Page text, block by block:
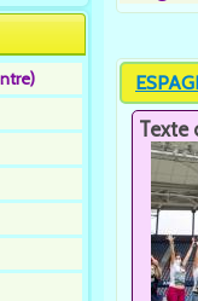
Texte